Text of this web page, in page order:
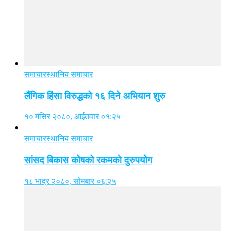
समाचारस्थानिय समाचार
लैंगिक हिंसा विरुद्धको १६ दिने अभियान शुरु
१० मंसिर २०८०, आईतवार ०१:२५
समाचारस्थानिय समाचार
सांसद बिकास कोषको रकमको दुरुपयोग
१८ भाद्र २०८०, सोमबार ०६:२५